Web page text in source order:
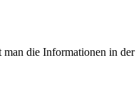
man die Informationen in